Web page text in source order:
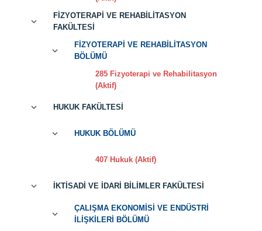
FİZYOTERAPİ VE REHABİLİTASYON
FAKÜLTESİ
FİZYOTERAPİ VE REHABİLİTASYON
BÖLÜMÜ
285 Fizyoterapi ve Rehabilitasyon
(Aktif)
HUKUK FAKÜLTESİ
HUKUK BÖLÜMÜ
407 Hukuk (Aktif)
İKTİSADİ VE İDARİ BİLİMLER FAKÜLTESİ
ÇALIŞMA EKONOMİSİ VE ENDÜSTRİ
İLİŞKİLERİ BÖLÜMÜ